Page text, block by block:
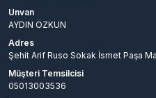
Unvan
AYDIN ÖZKUN
Adres
Şehit Arif Ruso Sokak İsmet Paşa
Müşteri Temsilcisi
05013003536